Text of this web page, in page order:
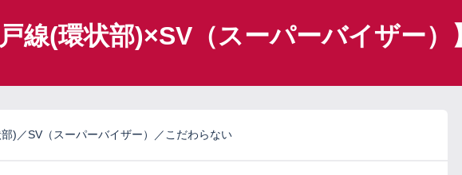
戸線(環状部)×SV（スーパーバイザー）
)／SV（スーパーバイザー）／こだわらない